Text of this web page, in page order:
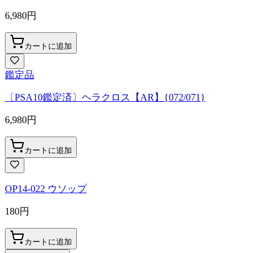
6,980円
カートに追加
鑑定品
〔PSA10鑑定済〕ヘラクロス【AR】{072/071}
6,980円
カートに追加
OP14-022 ウソップ
180円
カートに追加